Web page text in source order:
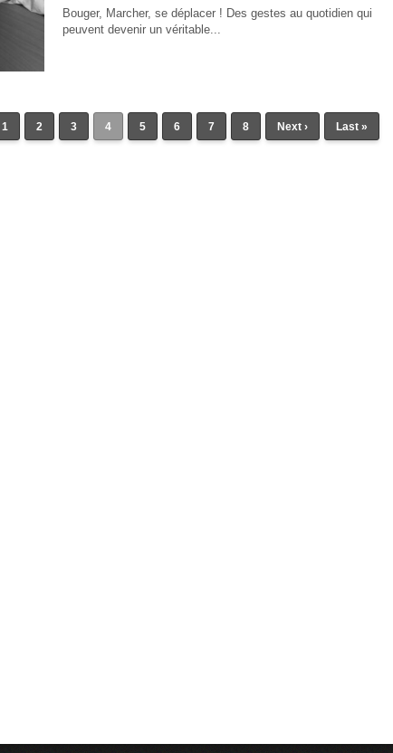
Bouger, Marcher, se déplacer ! Des gestes au quotidien qui
peuvent devenir un véritable...
1 2 3 4 5 6 7 8 Next › Last »